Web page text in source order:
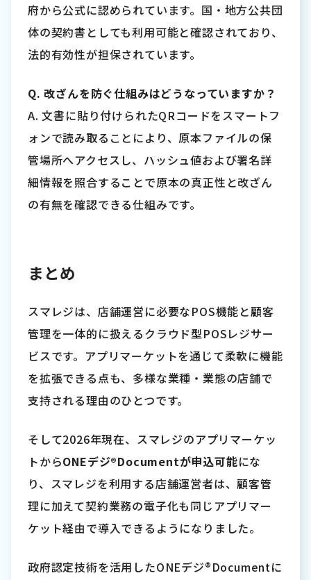
府から公式に認められています。国・地方公共団
体の契約書としても利用可能と確認されており、
法的有効性が担保されています。
Q. 改ざんを防ぐ仕組みはどうなっていますか？
A. 文書に貼り付けられたQRコードをスマートフ
ォンで読み取ることにより、原本ファイルの保
管場所へアクセスし、ハッシュ値および署名詳
細情報を照合することで原本の真正性と改ざん
の有無を確認できる仕組みです。
まとめ
スマレジは、店舗運営に必要なPOS機能と顧客
管理を一体的に扱えるクラウド型POSレジサー
ビスです。アプリマーケットを通じて柔軟に機能
を拡張できる点も、多様な業種・業態の店舗で
支持される理由のひとつです。
そして2026年現在、スマレジのアプリマーケッ
トからONEデジ®Documentが申込可能にな
り、スマレジを利用する店舗運営者は、顧客管
理に加えて契約業務の電子化も同じアプリマー
ケット経由で導入できるようになりました。
政府認定技術を活用したONEデジ®Documentに